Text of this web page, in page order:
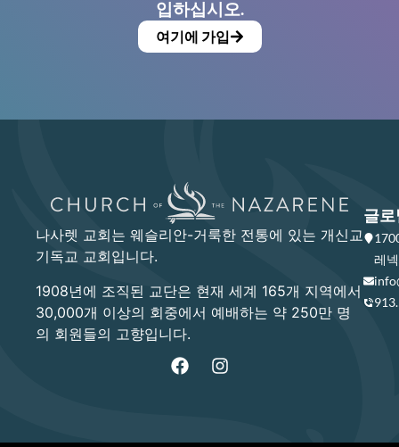
입하십시오.
여기에 가입
나사렛 교회는 웨슬리안-거룩한 전통에 있는 개신교
기독교 교회입니다.
1908년에 조직된 교단은 현재 세계 165개 지역에서
30,000개 이상의 회중에서 예배하는 약 250만 명
의 회원들의 고향입니다.
글로
레